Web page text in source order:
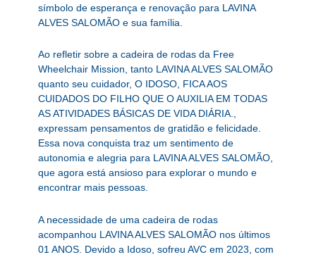
símbolo de esperança e renovação para LAVINA
ALVES SALOMÃO e sua família.
Ao refletir sobre a cadeira de rodas da Free
Wheelchair Mission, tanto LAVINA ALVES SALOMÃO
quanto seu cuidador, O IDOSO, FICA AOS
CUIDADOS DO FILHO QUE O AUXILIA EM TODAS
AS ATIVIDADES BÁSICAS DE VIDA DIÁRIA.,
expressam pensamentos de gratidão e felicidade.
Essa nova conquista traz um sentimento de
autonomia e alegria para LAVINA ALVES SALOMÃO,
que agora está ansioso para explorar o mundo e
encontrar mais pessoas.
A necessidade de uma cadeira de rodas
acompanhou LAVINA ALVES SALOMÃO nos últimos
01 ANOS. Devido a Idoso, sofreu AVC em 2023, com